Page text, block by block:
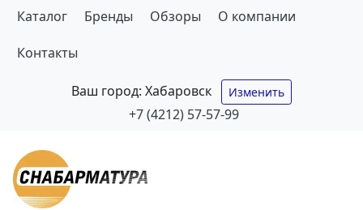
Каталог Бренды Обзоры О компании
Контакты
Ваш город: Хабаровск Изменить
+7 (4212) 57-57-99